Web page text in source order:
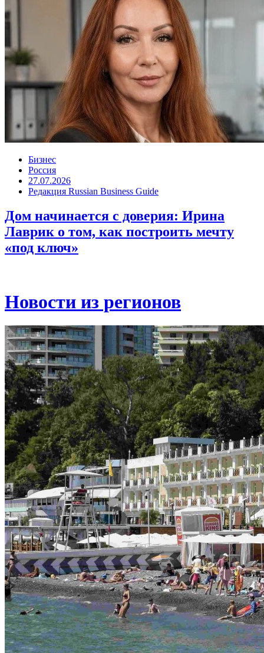
Бизнес
Россия
27.07.2026
Редакция Russian Business Guide
Дом начинается с доверия: Ирина
Лаврик о том, как построить мечту
«под ключ»
Новости из регионов